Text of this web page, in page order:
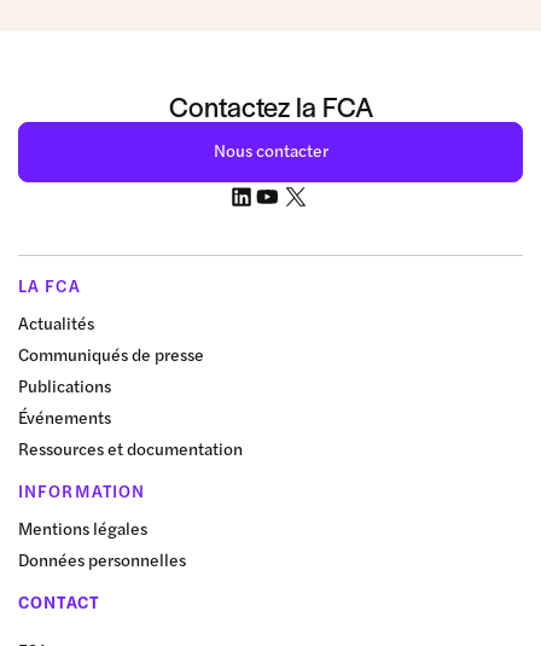
Contactez la FCA
Nous contacter
LA FCA
Actualités
Communiqués de presse
Publications
Événements
Ressources et documentation
INFORMATION
Mentions légales
Données personnelles
CONTACT